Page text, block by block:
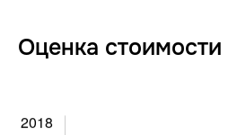
Оценка стоимости